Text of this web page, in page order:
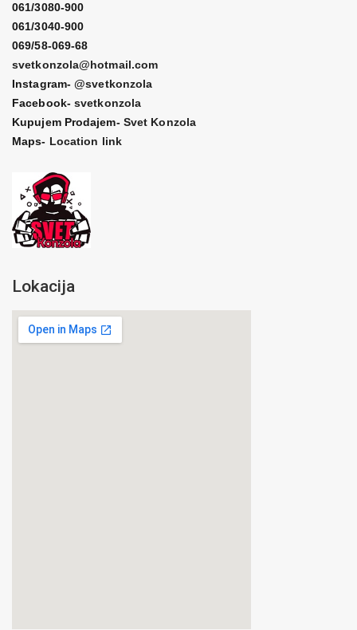
061/3080-900
061/3040-900
069/58-069-68
svetkonzola@hotmail.com
Instagram-@svetkonzola
Facebook- svetkonzola
Kupujem Prodajem- Svet Konzola
Maps- Location link
Lokacija